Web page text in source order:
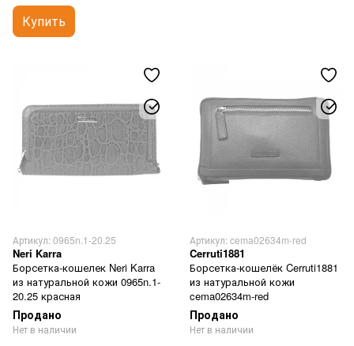
Купить
Артикул: 0965n.1-20.25
Neri Karra
Борсетка-кошелек Neri Karra
из натуральной кожи 0965n.1-
20.25 красная
Продано
Нет в наличии
Артикул: cema02634m-red
Cerruti1881
Борсетка-кошелёк Cerruti1881
из натуральной кожи
cema02634m-red
Продано
Нет в наличии